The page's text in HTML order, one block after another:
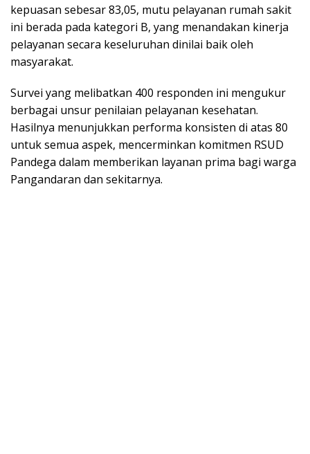
kepuasan sebesar 83,05, mutu pelayanan rumah sakit
ini berada pada kategori B, yang menandakan kinerja
pelayanan secara keseluruhan dinilai baik oleh
masyarakat.
Survei yang melibatkan 400 responden ini mengukur
berbagai unsur penilaian pelayanan kesehatan.
Hasilnya menunjukkan performa konsisten di atas 80
untuk semua aspek, mencerminkan komitmen RSUD
Pandega dalam memberikan layanan prima bagi warga
Pangandaran dan sekitarnya.